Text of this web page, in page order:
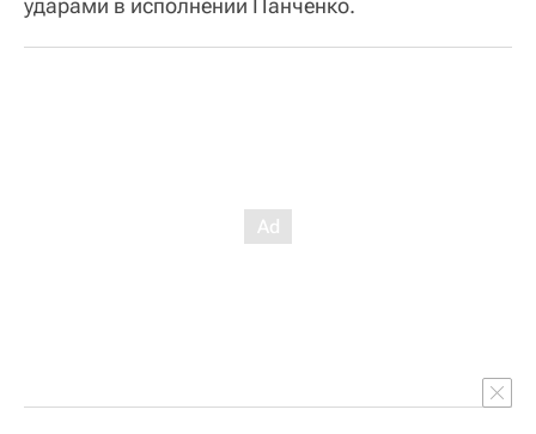
ударами в исполнении Панченко.